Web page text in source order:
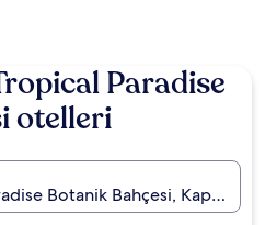
Paradise
otelleri
Botanik Bahçesi, Kapaa,